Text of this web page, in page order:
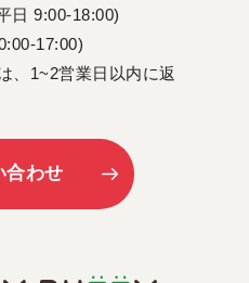
日 9:00-18:00)
17:00)
、1~2営業日以内に返
合わせ